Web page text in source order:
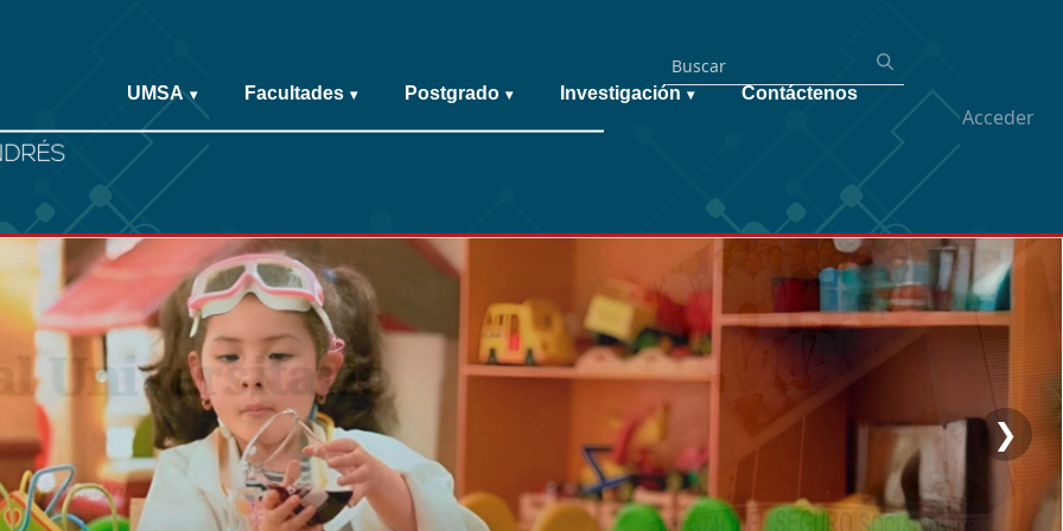
Acceder
UMSA ▾ Facultades ▾ Postgrado ▾ Investigación ▾ Contáctenos
❯